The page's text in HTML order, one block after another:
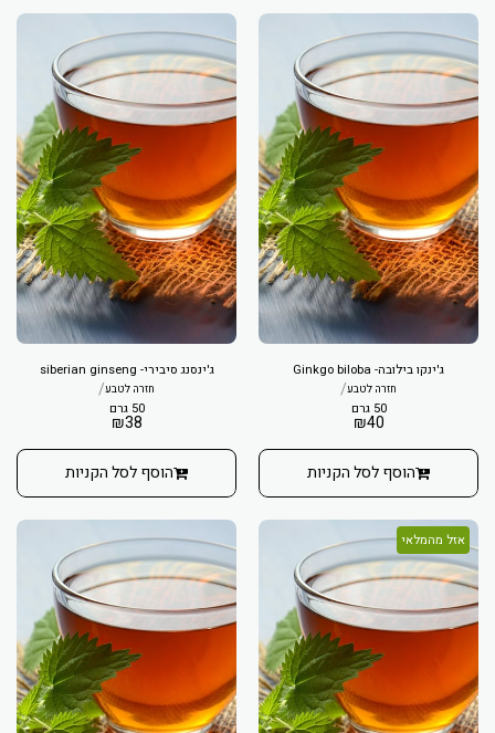
ג'ינקו בילובה- Ginkgo biloba
חזרה לטבע/
50 גרם
₪40
הוסף לסל הקניות
ג'ינסנג סיבירי- siberian ginseng
חזרה לטבע/
50 גרם
₪38
הוסף לסל הקניות
אזל מהמלאי